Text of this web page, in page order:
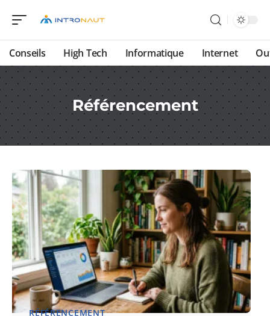
Conseils High Tech Informatique Internet
Référencement
RÉFÉRENCEMENT